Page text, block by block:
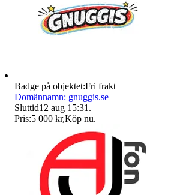
Badge på objektet:Fri frakt
Domännamn: gnuggis.se
Sluttid12 aug 15:31 .
Pris:5 000 kr,Köp nu.